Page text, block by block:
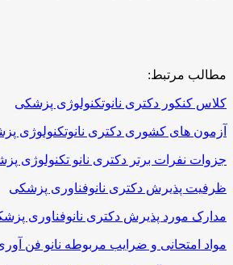
مطالب مرتبط:
کلاس کنکور دکتری نانوتکنولوژی پزشکی
آزمون های کشوری دکتری نانوتکنولوژی
جزوات نفرات برتر دکتری نانو تکنولوژی
ظرفیت پذیرش دکتری نانوفناوری پزشکی
مدارک مورد پذیرش دکتری نانوفناوری
مواد امتحانی و ضرایب مربوطه نانو فن